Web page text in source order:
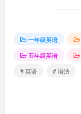
一年级英语
五年级英语
# 英语
# 语法